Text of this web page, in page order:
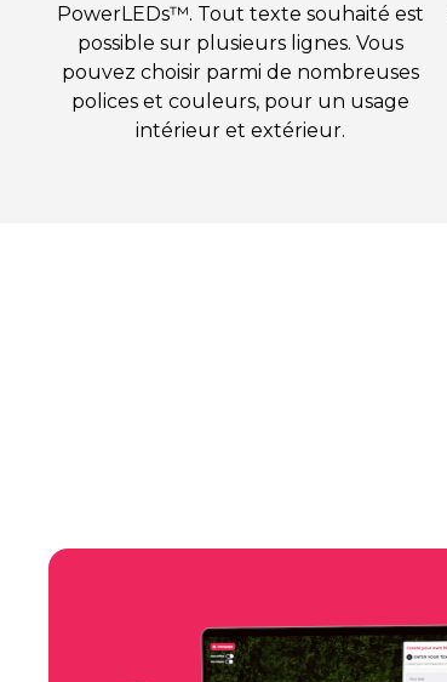
PowerLEDs™. Tout texte souhaité est
possible sur plusieurs lignes. Vous
pouvez choisir parmi de nombreuses
polices et couleurs, pour un usage
intérieur et extérieur.